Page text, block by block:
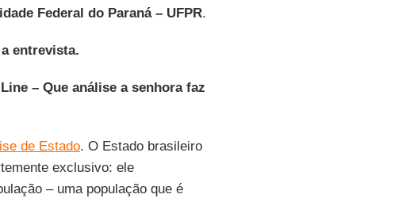
Federal do Paraná – UFPR.
entrevista.
– Que análise a senhora faz
de Estado. O Estado brasileiro
exclusivo: ele
– uma população que é